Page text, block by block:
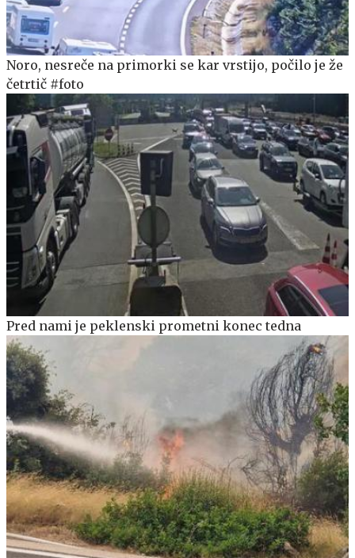
Noro, nesreče na primorki se kar vrstijo, počilo je že
četrtič #foto
Pred nami je peklenski prometni konec tedna